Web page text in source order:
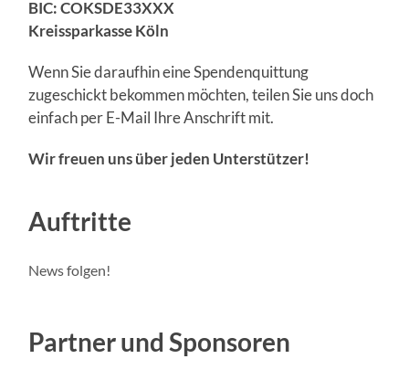
BIC: COKSDE33XXX
Kreissparkasse Köln
Wenn Sie daraufhin eine Spendenquittung
zugeschickt bekommen möchten, teilen Sie uns doch
einfach per E-Mail Ihre Anschrift mit.
Wir freuen uns über jeden Unterstützer!
Auftritte
News folgen!
Partner und Sponsoren